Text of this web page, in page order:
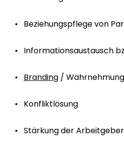
Beziehungspflege von
Informationsaustausch
Branding /
Konfliktlösung
Stärkung der